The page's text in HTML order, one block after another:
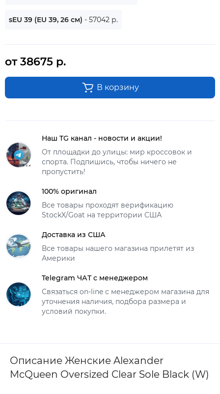
sEU 39 (EU 39, 26 см) - 57042 р.
от 38675 р.
В корзину
Наш TG канал - новости и акции!
От площадки до улицы: мир кроссовок и
спорта. Подпишись, чтобы ничего не
пропустить!
100% оригинал
Все товары проходят верификацию
StockX/Goat на территории США
Доставка из США
Все товары нашего магазина прилетят из
Америки
Telegram ЧАТ с менеджером
Связаться on-line с менеджером магазина для
уточнения наличия, подбора размера и
условий покупки.
Описание Женские Alexander
McQueen Oversized Clear Sole Black (W)